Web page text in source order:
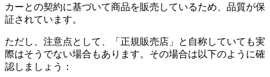
カーとの契約に基づいて商品を販売しているため、品質が保
証されています。
ただし、注意点として、「正規販売店」と自称していても実
際はそうでない場合もあります。その場合は以下のように確
認しましょう：